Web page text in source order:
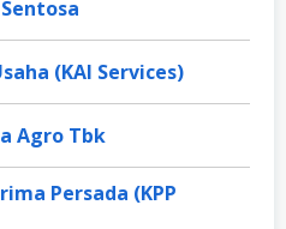
(KAI Services)
Agro Tbk
Persada (KPP